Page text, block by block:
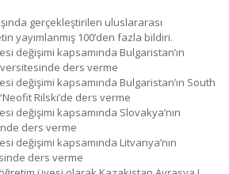
gerçekleştirilen uluslararası
yayımlanmış 100’den fazla bildiri.
değişimi kapsamında Bulgaristan’ın
ders verme
değişimi kapsamında Bulgaristan’ın South
Rilski’de ders verme
değişimi kapsamında Slovakya’nın
ders verme
değişimi kapsamında Litvanya’nın
ders verme